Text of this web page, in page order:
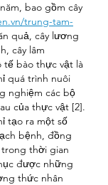
bao gồm cây
trung-tam-
quả, cây lương
cây lâm
tế bào thực vật là
quá trình nuôi
nghiệm các bộ
của thực vật [2].
tạo ra một số
bệnh, đồng
thời gian
được những
thức nhân